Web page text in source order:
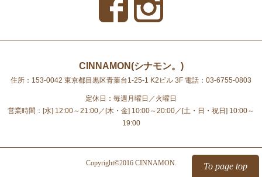
CINNAMON(シナモン。)
住所：153-0042 東京都目黒区青葉台1-25-1 K2ビル 3F 電話：03-6755-0803
定休日：毎週月曜日／火曜日
営業時間：[水] 12:00～21:00／[木・金] 10:00～20:00／[土・日・祝日] 10:00～
19:00
Copyright©2016 CINNAMON. To page top